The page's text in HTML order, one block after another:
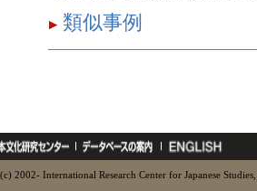
類似事例
2002- International Research Center for Japanese